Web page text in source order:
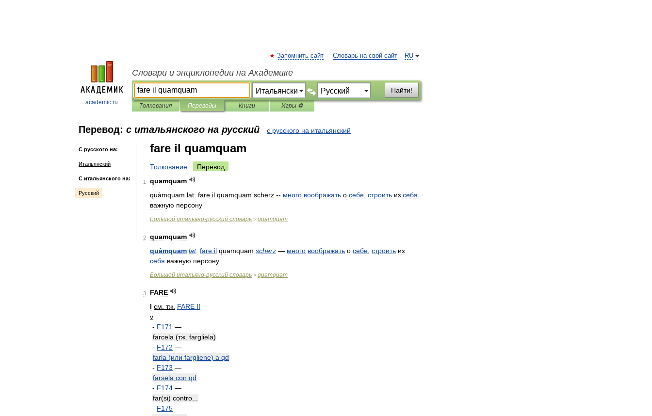
academic.ru
RU
Запомнить сайт Словарь на свой сайт
Словари и энциклопедии на Академике
Найти!
Толкования Переводы Книги Игры ⚽
Перевод: с итальянского на русский с русского на итальянский
С русского на:
Итальянский
С итальянского на:
Русский
fare il quamquam
Толкование Перевод
1
quamquam
quàmquam lat: fare il quamquam scherz -- много воображать о себе строить из себя
важную персону
Большой итальяно-русский словарь > quamquam
2
quamquam
quàmquam lat: fare il quamquam scherz — много воображать о себе строить из
себя важную персону
Большой итальяно-русский словарь > quamquam
3
FARE
I см тж FARE II
v
- F171 —
farcela (тж fargliela)
- F172 —
farla (или fargliene) a qd
- F173 —
farsela con qd
- F174 —
far(si) contro
- F175 —